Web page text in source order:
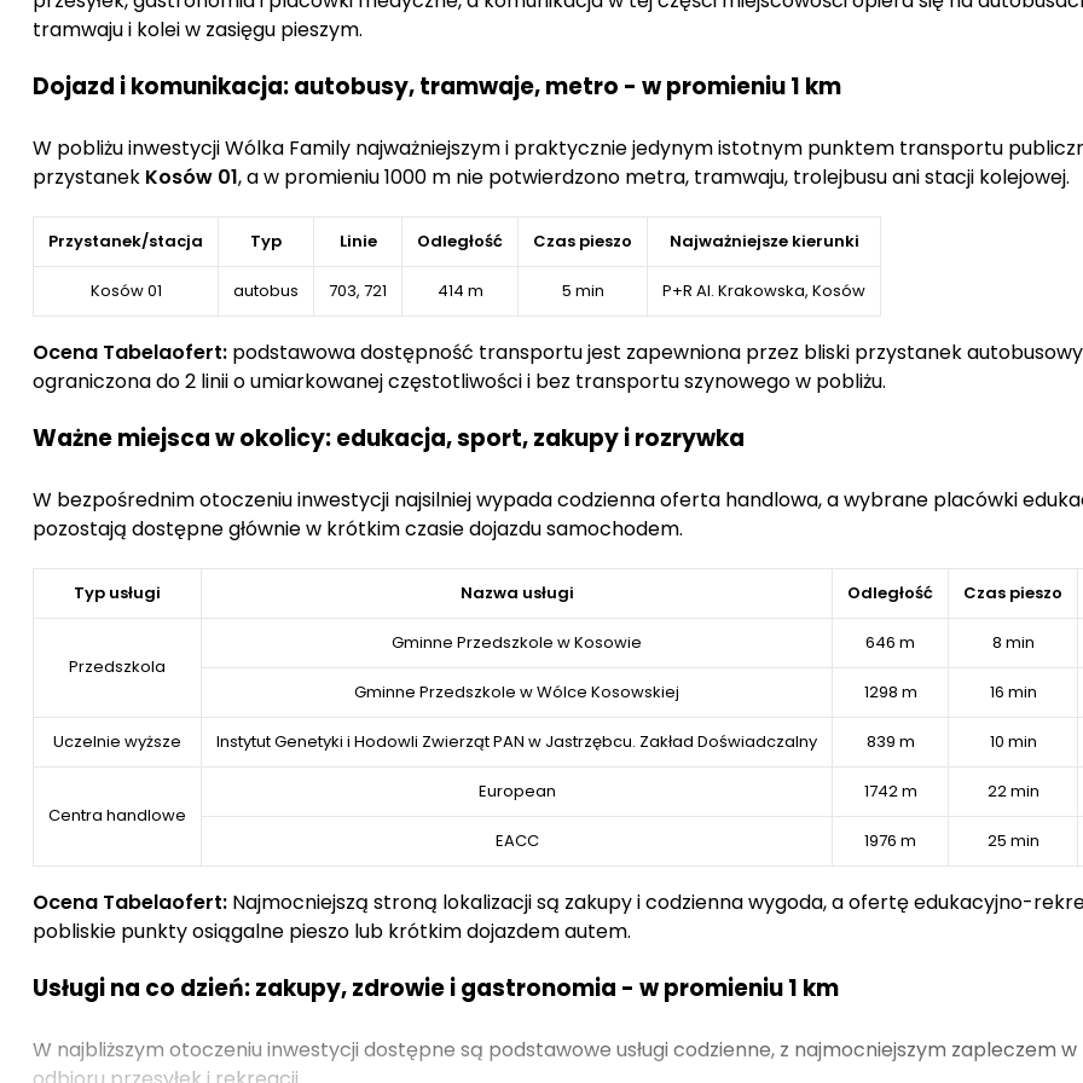
Projekt osiedla Wólka Family uwzględnia nowoczesne rozwiązania technologiczne,które nie tylko obniżają
ciepła,które są energooszczędne i przyjazne dla środowiska. Dzięki tym innowacjom, mieszkańcy
komfortową temperaturę w każdym pomieszczeniu przez cały rok, jednocześnie obniżając rachunki za energię.
Wólka Familyto miejsce, które oferuje nie tylko wygodę, ale również spokój, prywatność oraz łatwy
udogodnień, jakie oferuje stolica.
tramwaju i kolei w zasięgu pieszym.
Dojazd i komunikacja: autobusy, tramwaje, metro - w promieniu 1 km
W pobliżu inwestycji Wólka Family najważniejszym i praktycznie jedynym istotnym punktem transportu
przystanek Kosów 01, a w promieniu 1000 m nie potwierdzono metra, tramwaju, trolejbusu ani stacji kolejowej.
Przystanek/stacja Typ Linie Odległość Czas pieszo Najważniejsze kierunki
Kosów 01 autobus 703, 721 414 m 5 min P+R Al. Krakowska, Kosów
Ocena Tabelaofert: podstawowa dostępność transportu jest zapewniona przez bliski przystanek
ograniczona do 2 linii o umiarkowanej częstotliwości i bez transportu szynowego w pobliżu.
Ważne miejsca w okolicy: edukacja, sport, zakupy i rozrywka
W bezpośrednim otoczeniu inwestycji najsilniej wypada codzienna oferta handlowa, a wybrane placówki
pozostają dostępne głównie w krótkim czasie dojazdu samochodem.
Typ usługi Nazwa usługi Odległość Czas pieszo
Przedszkola
Gminne Przedszkole w Kosowie 646 m 8 min
Gminne Przedszkole w Wólce Kosowskiej 1298 m 16 min
Uczelnie wyższe Instytut Genetyki i Hodowli Zwierząt PAN w Jastrzębcu. Zakład Doświadczalny 839 m 10 min
Centra handlowe
European 1742 m 22 min
EACC 1976 m 25 min
Ocena Tabelaofert: Najmocniejszą stroną lokalizacji są zakupy i codzienna wygoda, a ofertę edukacyjno-
pobliskie punkty osiągalne pieszo lub krótkim dojazdem autem.
Usługi na co dzień: zakupy, zdrowie i gastronomia - w promieniu 1 km
W najbliższym otoczeniu inwestycji dostępne są podstawowe usługi codzienne, z najmocniejszym zapleczem